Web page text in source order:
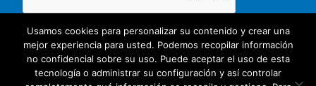
Usamos cookies para personalizar su contenido y crear una
mejor experiencia para usted. Podemos recopilar información
no confidencial sobre su uso. Puede aceptar el uso de esta
tecnología o administrar su configuración y así controlar